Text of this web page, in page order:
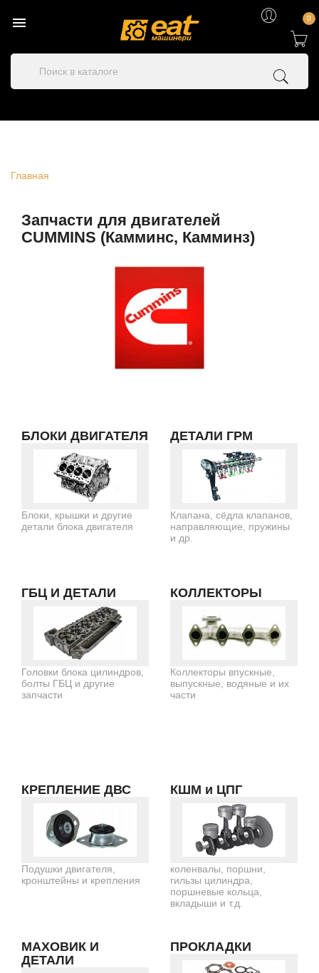
 0
Главная
Запчасти для двигателей
CUMMINS (Камминс, Камминз)
БЛОКИ ДВИГАТЕЛЯ
Блоки, крышки и другие
детали блока двигателя
ДЕТАЛИ ГРМ
Клапана, сёдла клапанов,
направляющие, пружины
и др.
ГБЦ И ДЕТАЛИ
Головки блока цилиндров,
болты ГБЦ и другие
запчасти
КОЛЛЕКТОРЫ
Коллекторы впускные,
выпускные, водяные и их
части
КРЕПЛЕНИЕ ДВС
Подушки двигателя,
кронштейны и крепления
КШМ и ЦПГ
коленвалы, поршни,
гильзы цилиндра,
поршневые кольца,
вкладыши и т.д.
МАХОВИК И
ДЕТАЛИ
ПРОКЛАДКИ